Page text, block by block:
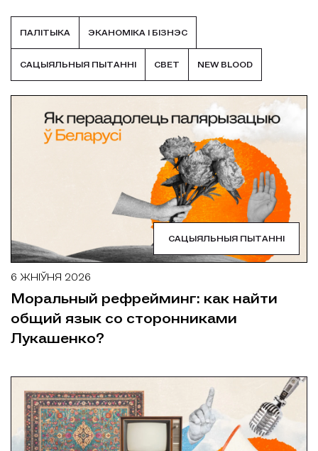
ПАЛIТЫКА ЭКАНОМІКА І БІЗНЭС
САЦЫЯЛЬНЫЯ ПЫТАННI СВЕТ NEW BLOOD
САЦЫЯЛЬНЫЯ ПЫТАННІ
6 ЖНІЎНЯ 2026
Моральный рефрейминг: как найти
общий язык со сторонниками
Лукашенко?